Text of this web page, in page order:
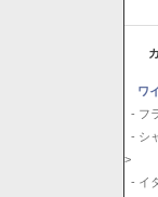
カ
ワ
- フ
- シ
>
- イ